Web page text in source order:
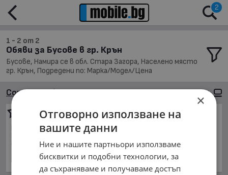
2
1 - 2 от 2
Обяви за Бусове в гр. Крън
Бусове, Намира се в обл. Стара Загора, Населено място
гр. Крън, Подредени по: Марка/Модел/Цена
Сортиране Големи снимки
Citroen Jumper2.8 HDI
3 800 €
7 432.15 лв.
юни 2005 г., Дизелов
обл. Стара Загора, гр. Крън
×
Отговорно използване на
вашите данни
Ние и нашите партньори използваме
бисквитки и подобни технологии, за
да съхраняваме и получаваме достъп